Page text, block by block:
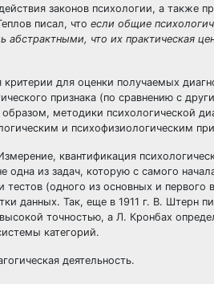
законов психологии, а также
писал, что если общие
абстрактными, что их практическая
для оценки получаемых
признака (по сравнению с
методики психологической
и психофизиологическим
квантификация
одна из задач, которую с самого
(одного из основных и первого
данных. Так, еще в 1911 г. В. Штерн
точностью, а Л. Кронбах
категорий.
деятельность.